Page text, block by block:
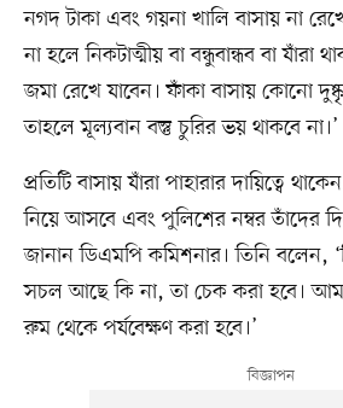
নগদ টাকা এবং গয়না খালি বাসায় না
না হলে নিকটাত্মীয় বা বন্ধুবান্ধব বা যাঁরা
জমা রেখে যাবেন। ফাঁকা বাসায় কোনো
তাহলে মূল্যবান বস্তু চুরির ভয় থাকবে না।’
প্রতিটি বাসায় যাঁরা পাহারার দায়িত্বে
নিয়ে আসবে এবং পুলিশের নম্বর তাঁদের
জানান ডিএমপি কমিশনার। তিনি বলেন,
সচল আছে কি না, তা চেক করা হবে।
রুম থেকে পর্যবেক্ষণ করা হবে।’